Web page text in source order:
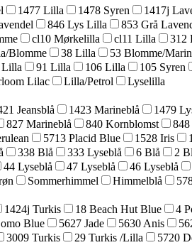
1477 Lilla 1478 Syren 1417j
846 Lys Lilla 853 Grå
cl10 Mørkelilla cl11 Lilla 312
Blomme 38 Lilla 53 Blomme/
91 Lilla 106 Lilla 105 Syren
Lilac Lilla/Petrol
Lyselilla
Jeansblå 1423 Marineblå 1479
827 Marineblå 840 Kornblomst
5713 Placid Blue 1528 Iris
338 Blå 333 Lyseblå 6 Blå 2
44 Lyseblå 47 Lyseblå 46 Lyseblå
Sommerhimmel Himmelblå
1424j Turkis 18 Beach Hut Blue 4
Blue 5627 Jade 5630 Anis
3009 Turkis 29 Turkis /Lilla 5720